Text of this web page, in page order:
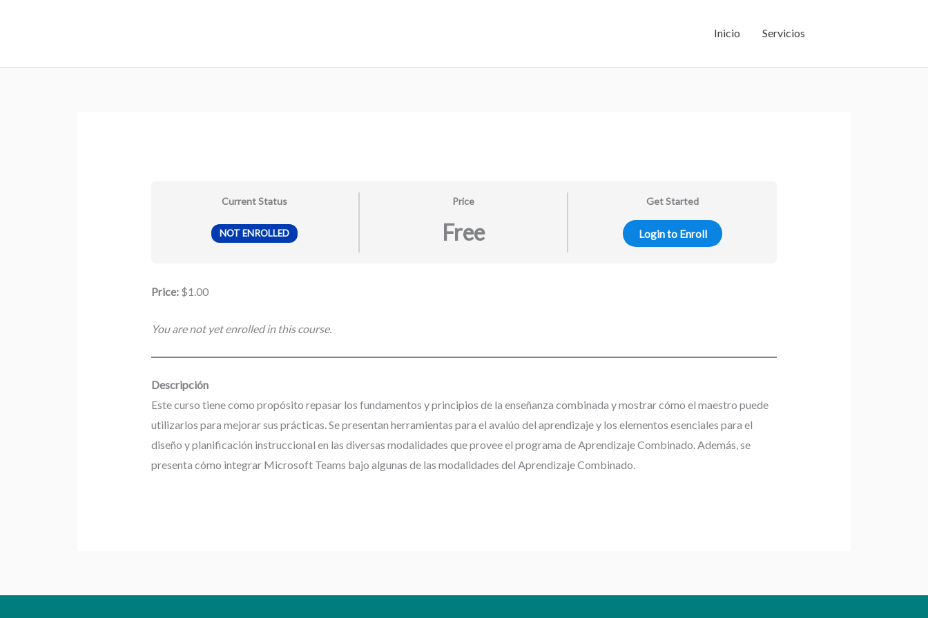
Inicio Servicios
Current Status
NOT ENROLLED
Price
Free
Get Started
Login to Enroll
Price:$1.00
You are not yet enrolled in this course.
Descripción
Este curso tiene como propósito repasar los fundamentos y principios de la enseñanza combinada y mostrar cómo el maestro puede
utilizarlos para mejorar sus prácticas. Se presentan herramientas para el avalúo del aprendizaje y los elementos esenciales para el
diseño y planificación instruccional en las diversas modalidades que provee el programa de Aprendizaje Combinado. Además, se
presenta cómo integrar Microsoft Teams bajo algunas de las modalidades del Aprendizaje Combinado.